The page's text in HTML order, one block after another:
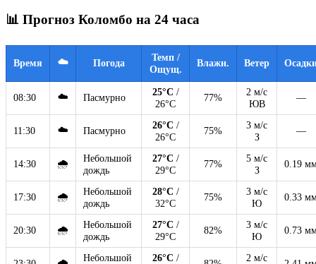
📊 Прогноз Коломбо на 24 часа
Время ☁️ Погода
Темп /
Ощущ.
Влажн. Ветер
08:30 ☁️ Пасмурно 25°C /
26°C
77%
2 м/с
ЮВ
—
11:30 ☁️ Пасмурно 26°C /
26°C
75%
3 м/с
З
—
14:30 🌧
Небольшой
дождь
27°C /
29°C
77%
5 м/с
З
0.19
17:30 🌧
Небольшой
дождь
28°C /
32°C
75%
3 м/с
Ю
0.33
20:30 🌧
Небольшой
дождь
27°C /
29°C
82%
3 м/с
Ю
0.73
Небольшой
26°C /
2 м/с